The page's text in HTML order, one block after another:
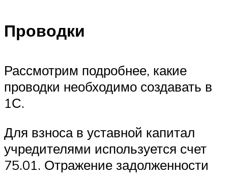
Проводки
Рассмотрим подробнее, какие
проводки необходимо создавать в
1С.
Для взноса в уставной капитал
учредителями используется счет
75.01. Отражение задолженности